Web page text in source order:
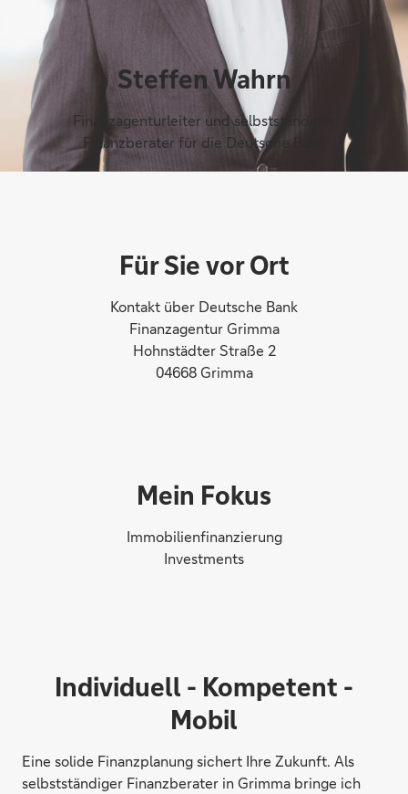
Steffen Wahrn
Finanzagenturleiter und selbstständiger
Finanzberater für die Deutsche Bank
Für Sie vor Ort
Kontakt über Deutsche Bank
Finanzagentur Grimma
Hohnstädter Straße 2
04668 Grimma
Mein Fokus
Immobilienfinanzierung
Investments
Individuell - Kompetent -
Mobil
Eine solide Finanzplanung sichert Ihre Zukunft. Als
selbstständiger Finanzberater in Grimma bringe ich